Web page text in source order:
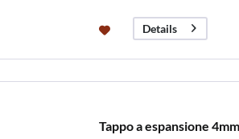
Details
Tappo a espansione